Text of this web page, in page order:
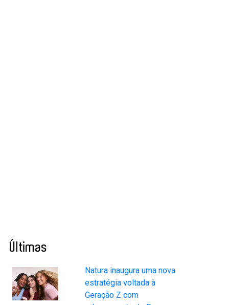
Últimas
Natura inaugura uma nova
estratégia voltada à
Geração Z com